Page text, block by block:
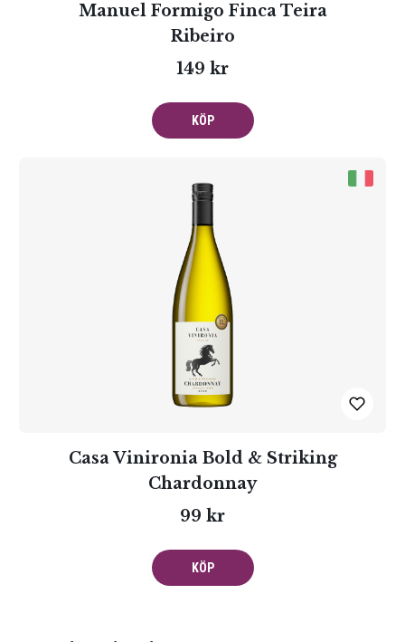
Manuel Formigo Finca Teira
Ribeiro
149 kr
KÖP
Casa Vinironia Bold & Striking
Chardonnay
99 kr
KÖP